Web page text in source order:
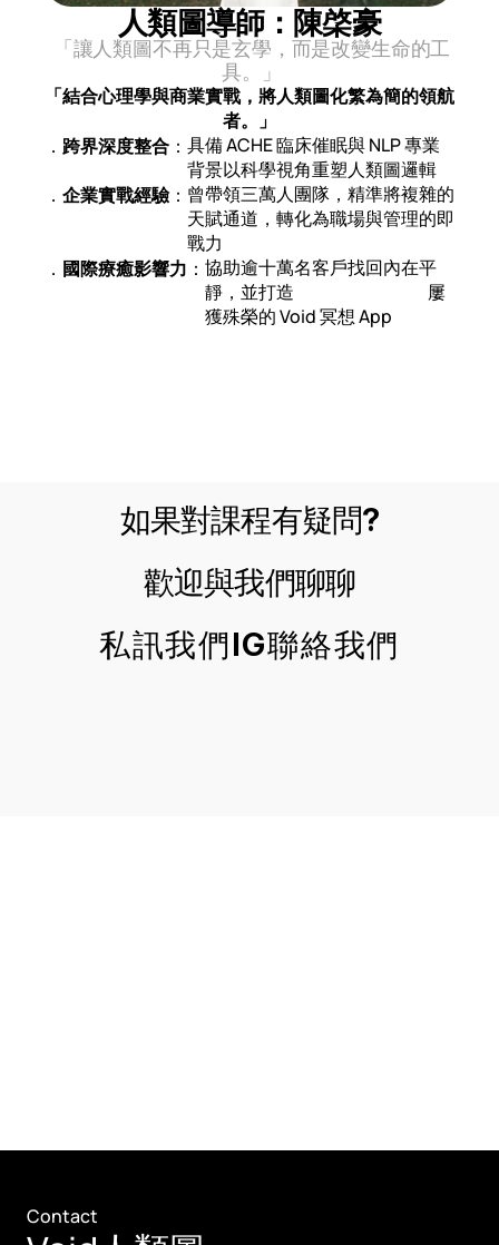
人類圖導師：陳棨豪
「讓人類圖不再只是玄學，而是改變生命的工
具。」
「結合心理學與商業實戰，將人類圖化繁為簡的領航
者。」
． 跨界深度整合 ： 具備 ACHE 臨床催眠與 NLP 專業
背景以科學視角重塑人類圖邏輯
． 企業實戰經驗： 曾帶領三萬人團隊，精準將複雜的
天賦通道，轉化為職場與管理的即
戰力
． 國際療癒影響力 ： 協助逾十萬名客戶找回內在平
靜，並打造                                        屢
獲殊榮的 Void 冥想 App
如果對課程有疑問?
歡迎與我們聊聊
私訊我們IG聯絡我們
Contact